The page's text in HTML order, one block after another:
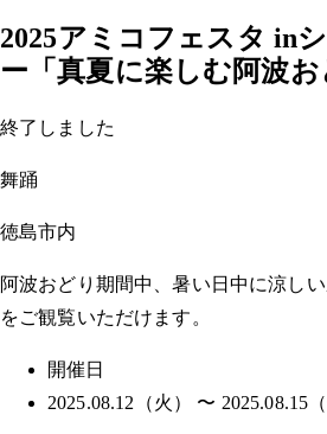
2025アミコフェスタ in
ー「真夏に楽しむ阿波お
終了しました
舞踊
徳島市内
阿波おどり期間中、暑い日中に涼し
をご観覧いただけます。
開催日
2025.08.12（火） 〜 2025.08.15（